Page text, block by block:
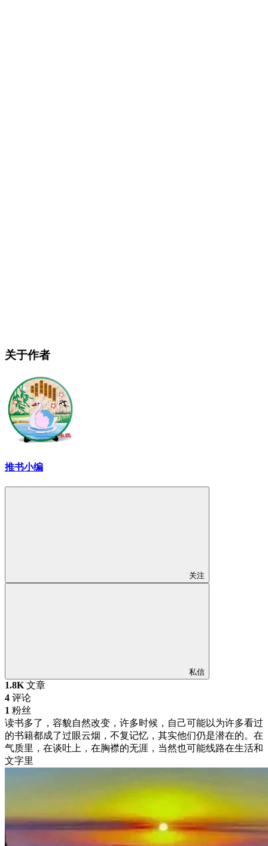
关于作者
推书小编
关注
私信
1.8K 文章
4 评论
1 粉丝
读书多了，容貌自然改变，许多时候，自己可能以为许多看过
的书籍都成了过眼云烟，不复记忆，其实他们仍是潜在的。在
气质里，在谈吐上，在胸襟的无涯，当然也可能线路在生活和
文字里